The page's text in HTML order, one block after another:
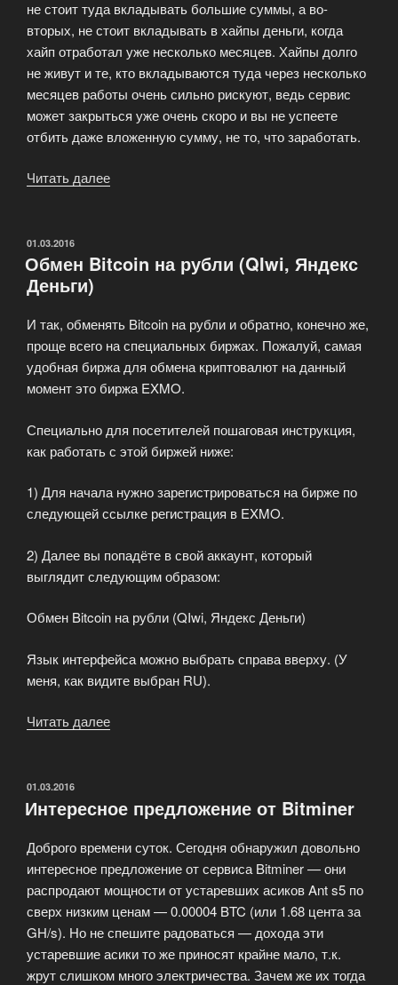
не стоит туда вкладывать большие суммы, а во-
вторых, не стоит вкладывать в хайпы деньги, когда
хайп отработал уже несколько месяцев. Хайпы долго
не живут и те, кто вкладываются туда через несколько
месяцев работы очень сильно рискуют, ведь сервис
может закрыться уже очень скоро и вы не успеете
отбить даже вложенную сумму, не то, что заработать.
Читать далее
майнинг»
ОПУБЛИКОВАНО
01.03.2016
Обмен Bitcoin на рубли (QIwi, Яндекс
Деньги)
И так, обменять Bitcoin на рубли и обратно, конечно же,
проще всего на специальных биржах. Пожалуй, самая
удобная биржа для обмена криптовалют на данный
момент это биржа EXMO.
Специально для посетителей пошаговая инструкция,
как работать с этой биржей ниже:
1) Для начала нужно зарегистрироваться на бирже по
следующей ссылке регистрация в EXMO.
2) Далее вы попадёте в свой аккаунт, который
выглядит следующим образом:
Обмен Bitcoin на рубли (QIwi, Яндекс Деньги)
Язык интерфейса можно выбрать справа вверху. (У
меня, как видите выбран RU).
Читать далее
(QIwi,
Деньги)»
ОПУБЛИКОВАНО
01.03.2016
Интересное предложение от Bitminer
Доброго времени суток. Сегодня обнаружил довольно
интересное предложение от сервиса Bitminer — они
распродают мощности от устаревших асиков Ant s5 по
сверх низким ценам — 0.00004 BTC (или 1.68 цента за
GH/s). Но не спешите радоваться — дохода эти
устаревшие асики то же приносят крайне мало, т.к.
жрут слишком много электричества. Зачем же их тогда